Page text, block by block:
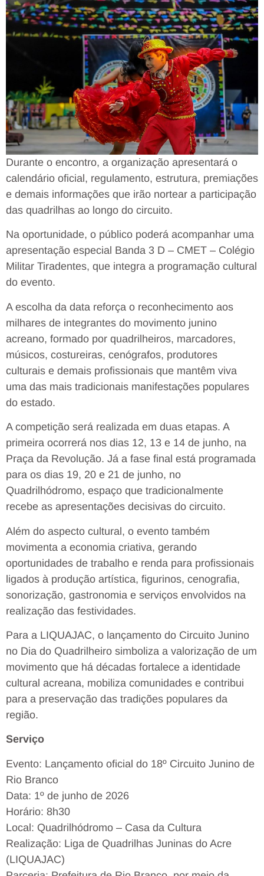
Durante o encontro, a organização apresentará o
calendário oficial, regulamento, estrutura, premiações
e demais informações que irão nortear a participação
das quadrilhas ao longo do circuito.
Na oportunidade, o público poderá acompanhar uma
apresentação especial Banda 3 D – CMET – Colégio
Militar Tiradentes, que integra a programação cultural
do evento.
A escolha da data reforça o reconhecimento aos
milhares de integrantes do movimento junino
acreano, formado por quadrilheiros, marcadores,
músicos, costureiras, cenógrafos, produtores
culturais e demais profissionais que mantêm viva
uma das mais tradicionais manifestações populares
do estado.
A competição será realizada em duas etapas. A
primeira ocorrerá nos dias 12, 13 e 14 de junho, na
Praça da Revolução. Já a fase final está programada
para os dias 19, 20 e 21 de junho, no
Quadrilhódromo, espaço que tradicionalmente
recebe as apresentações decisivas do circuito.
Além do aspecto cultural, o evento também
movimenta a economia criativa, gerando
oportunidades de trabalho e renda para profissionais
ligados à produção artística, figurinos, cenografia,
sonorização, gastronomia e serviços envolvidos na
realização das festividades.
Para a LIQUAJAC, o lançamento do Circuito Junino
no Dia do Quadrilheiro simboliza a valorização de um
movimento que há décadas fortalece a identidade
cultural acreana, mobiliza comunidades e contribui
para a preservação das tradições populares da
região.
Serviço
Evento: Lançamento oficial do 18º Circuito Junino de
Rio Branco
Data: 1º de junho de 2026
Horário: 8h30
Local: Quadrilhódromo – Casa da Cultura
Realização: Liga de Quadrilhas Juninas do Acre
(LIQUAJAC)